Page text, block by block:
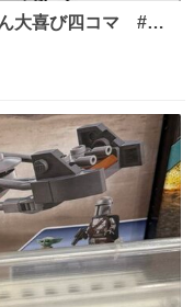
大喜び四コマ #四
シュタグ